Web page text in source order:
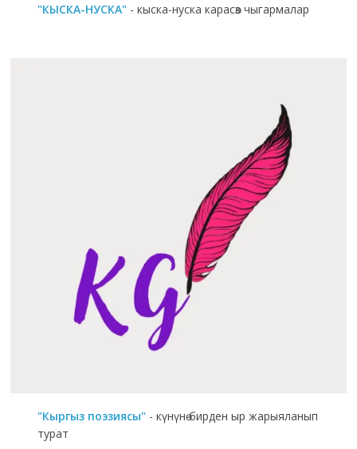
"КЫСКА-НУСКА" - кыска-нуска карасөз чыгармалар
"Кыргыз поэзиясы" - күнүнө бирден ыр жарыяланып
турат